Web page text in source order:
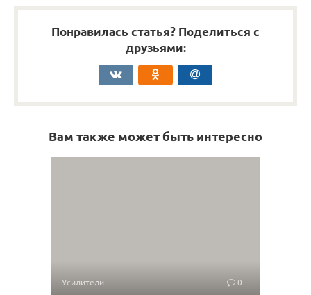
Понравилась статья? Поделиться с
друзьями:
Вам также может быть интересно
Усилители 0